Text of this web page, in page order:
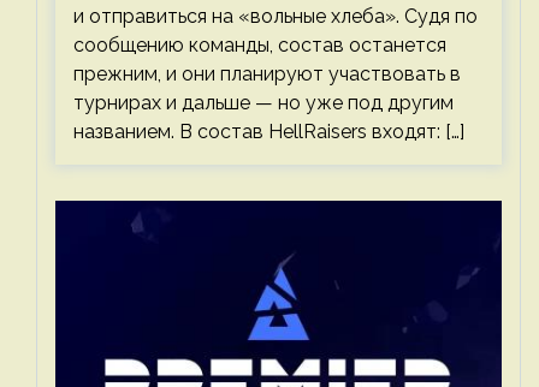
и отправиться на «вольные хлеба». Судя по
сообщению команды, состав останется
прежним, и они планируют участвовать в
турнирах и дальше — но уже под другим
названием. В состав HellRaisers входят: […]